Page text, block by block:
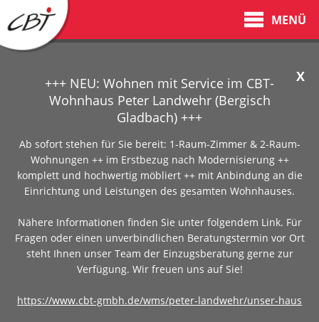
X
+++ NEU: Wohnen mit Service im CBT-
Wohnhaus Peter Landwehr (Bergisch
Gladbach) +++
Ab sofort stehen für Sie bereit: 1-Raum-Zimmer & 2-Raum-
Wohnungen ++ im Erstbezug nach Modernisierung ++
komplett und hochwertig möbliert ++ mit Anbindung an die
Einrichtung und Leistungen des gesamten Wohnhauses.
Nähere Informationen finden Sie unter folgendem Link. Für
Fragen oder einen unverbindlichen Beratungstermin vor Ort
steht Ihnen unser Team der Einzugsberatung gerne zur
Verfügung. Wir freuen uns auf Sie!
https://www.cbt-gmbh.de/wms/peter-landwehr/unser-haus
MENÜ